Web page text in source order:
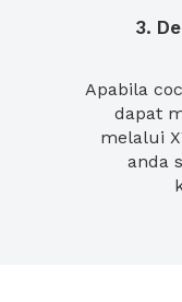
3.
Apabila
dapat
melalui
anda